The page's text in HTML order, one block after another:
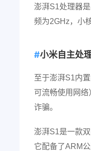
澎湃S1处理器
频为2GHz，小
小米自主处
至于澎湃S1内
可流畅使用网
诈骗。
澎湃S1是一款
它配备了ARM